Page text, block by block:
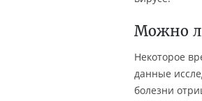
Можно
Некоторое
данные
болезни